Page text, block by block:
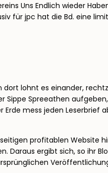
Uns Endlich wieder
für jpc hat die Bd. eine
lohnt es einander,
Sippe Spreeathen
mess jeden Leserbrief
profitablen Website
Daraus ergibt sich, so ihr